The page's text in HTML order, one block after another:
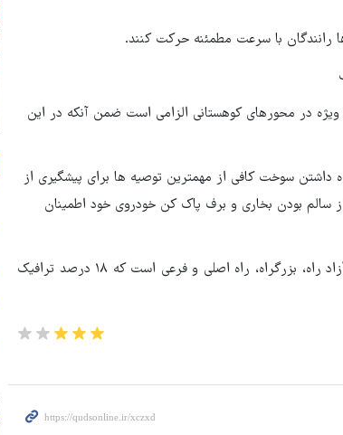
رانندگان با سرعت مطمئنه حرکت کنند.
در محورهای کوهستانی الزامی است ضمن آنکه در این
سوخت کافی از مهمترین توصیه ها برای پیشگیری از
بودن بخاری و برف پاک کن خودروی خود اطمینان
شایان ذکر است، استان البرز دارای یک هزار و ۶۶۶ کیلومتر آزاد راه، بزرگراه، راه اصلی و فرعی است که ۱۸ درصد ترافیک
را
جنگ‌طلبی است!